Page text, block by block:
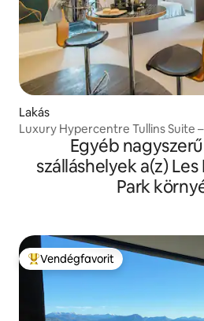
Lakás
Luxury Hypercentre Tullins Suite
Egyéb
szálláshelyek a(z)
Park
Kiemelt vendégfavorit
Vendégfavorit